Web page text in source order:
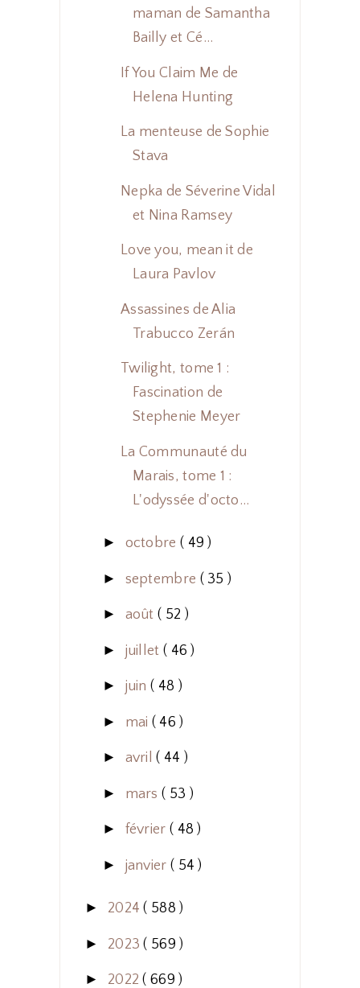
maman de Samantha
Bailly et Cé...
If You Claim Me de
Helena Hunting
La menteuse de Sophie
Stava
Nepka de Séverine Vidal
et Nina Ramsey
Love you, mean it de
Laura Pavlov
Assassines de Alia
Trabucco Zerán
Twilight, tome 1 :
Fascination de
Stephenie Meyer
La Communauté du
Marais, tome 1 :
L'odyssée d'octo...
► octobre ( 49 )
► septembre ( 35 )
► août ( 52 )
► juillet ( 46 )
► juin ( 48 )
► mai ( 46 )
► avril( 44 )
► mars ( 53 )
► février ( 48 )
► janvier ( 54 )
► 2024( 588 )
► 2023( 569 )
► 2022( 669 )